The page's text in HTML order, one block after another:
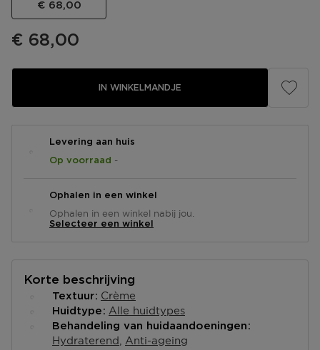
€ 68,00
€ 68,00
IN WINKELMANDJE
Levering aan huis
Op voorraad -
Ophalen in een winkel
Ophalen in een winkel nabij jou.
Selecteer een winkel
Korte beschrijving
Textuur Crème
Huidtype Alle huidtypes
Behandeling van huidaandoeningen
Hydraterend Anti-ageing